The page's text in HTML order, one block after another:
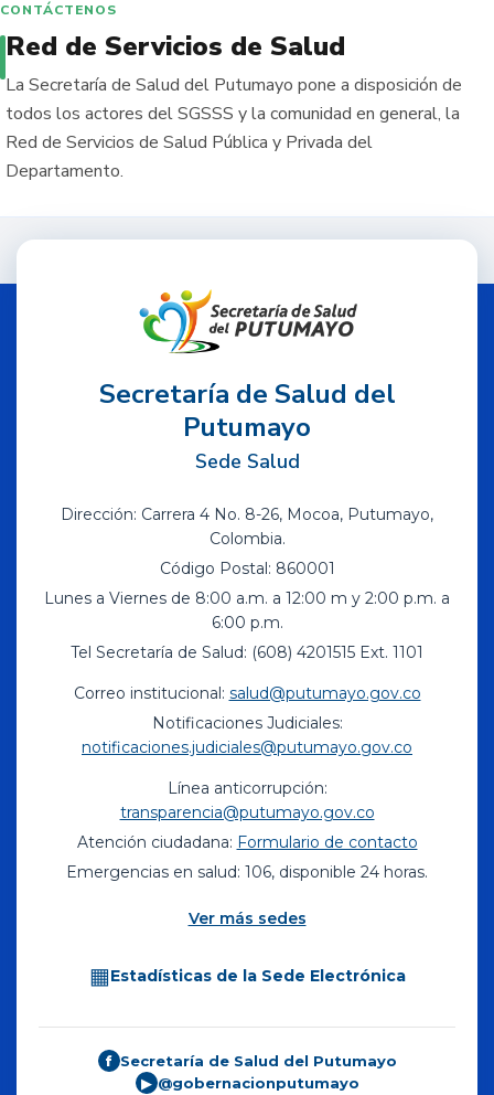
CONTÁCTENOS
Red de Servicios de Salud
La Secretaría de Salud del Putumayo pone a disposición de
todos los actores del SGSSS y la comunidad en general, la
Red de Servicios de Salud Pública y Privada del
Departamento.
Secretaría de Salud del
Putumayo
Sede Salud
Dirección: Carrera 4 No. 8-26, Mocoa, Putumayo,
Colombia.
Código Postal: 860001
Lunes a Viernes de 8:00 a.m. a 12:00 m y 2:00 p.m. a
6:00 p.m.
Tel Secretaría de Salud: (608) 4201515 Ext. 1101
Correo institucional: salud@putumayo.gov.co
Notificaciones Judiciales:
notificaciones.judiciales@putumayo.gov.co
Línea anticorrupción:
transparencia@putumayo.gov.co
Atención ciudadana: Formulario de contacto
Emergencias en salud: 106, disponible 24 horas.
Ver más sedes
▦Estadísticas de la Sede Electrónica
f Secretaría de Salud del Putumayo
▶ @gobernacionputumayo